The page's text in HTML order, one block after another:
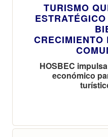
TURISMO
CRECIMIENTO
HOSBEC
económico